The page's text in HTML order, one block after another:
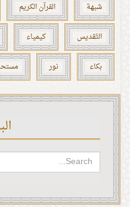
شبهة القرآن الكريم
التّقديس كيمياء
بكاء نور